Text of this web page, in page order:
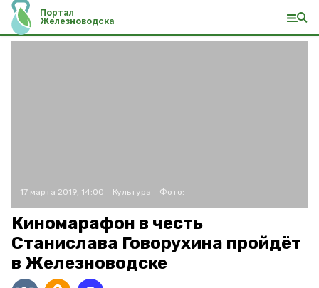
Портал
Железноводска
17 марта 2019, 14:00 Культура Фото:
Киномарафон в честь
Станислава Говорухина пройдёт
в Железноводске